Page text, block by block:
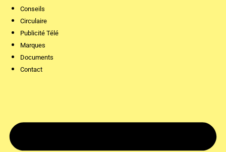
Conseils
Circulaire
Publicité Télé
Marques
Documents
Contact